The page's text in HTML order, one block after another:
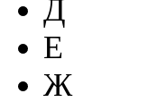
Д
Е
Ж